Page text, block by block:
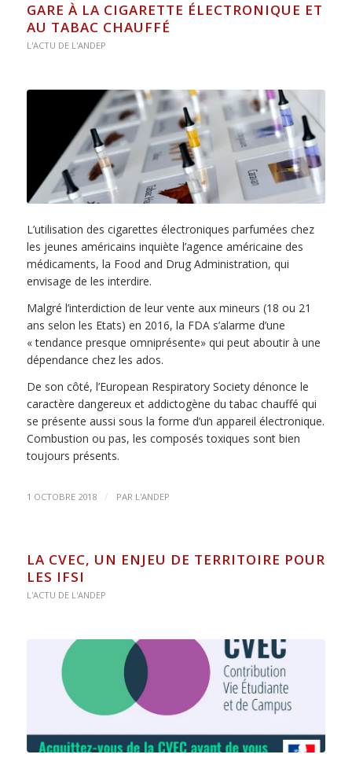
GARE À LA CIGARETTE ÉLECTRONIQUE ET
AU TABAC CHAUFFÉ
L'ACTU DE L'ANDEP
L’utilisation des cigarettes électroniques parfumées chez
les jeunes américains inquiète l’agence américaine des
médicaments, la Food and Drug Administration, qui
envisage de les interdire.
Malgré l’interdiction de leur vente aux mineurs (18 ou 21
ans selon les Etats) en 2016, la FDA s’alarme d’une
« tendance presque omniprésente» qui peut aboutir à une
dépendance chez les ados.
De son côté, l’European Respiratory Society dénonce le
caractère dangereux et addictogène du tabac chauffé qui
se présente aussi sous la forme d’un appareil électronique.
Combustion ou pas, les composés toxiques sont bien
toujours présents.
1 OCTOBRE 2018 / PAR L'ANDEP
LA CVEC, UN ENJEU DE TERRITOIRE POUR
LES IFSI
L'ACTU DE L'ANDEP